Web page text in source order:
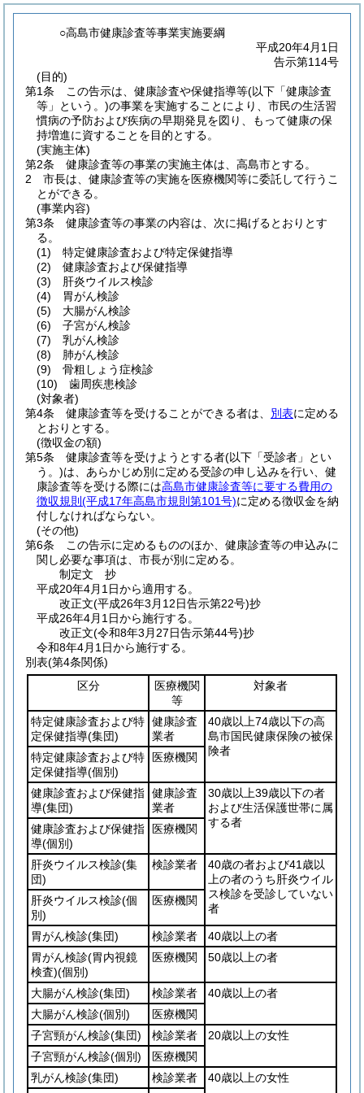
○高島市健康診査等事業実施要綱
平成20年4月1日
告示第114号
(目的)
第1条
この告示は、健康診査や保健指導等(以下「健康診査
等」という。)の事業を実施することにより、市民の生活習
慣病の予防および疾病の早期発見を図り、もって健康の保
持増進に資することを目的とする。
(実施主体)
第2条
健康診査等の事業の実施主体は、高島市とする。
2
市長は、健康診査等の実施を医療機関等に委託して行うこ
とができる。
(事業内容)
第3条
健康診査等の事業の内容は、次に掲げるとおりとす
る。
(1)
特定健康診査および特定保健指導
(2)
健康診査および保健指導
(3)
肝炎ウイルス検診
(4)
胃がん検診
(5)
大腸がん検診
(6)
子宮がん検診
(7)
乳がん検診
(8)
肺がん検診
(9)
骨粗しょう症検診
(10)
歯周疾患検診
(対象者)
第4条
健康診査等を受けることができる者は、 別表に定める
とおりとする。
(徴収金の額)
第5条
健康診査等を受けようとする者(以下「受診者」とい
う。)は、あらかじめ別に定める受診の申し込みを行い、健
康診査等を受ける際には高島市健康診査等に要する費用の
徴収規則 (平成17年高島市規則第101号)に定める徴収金を納
付しなければならない。
(その他)
第6条
この告示に定めるもののほか、健康診査等の申込みに
関し必要な事項は、市長が別に定める。
制定文 抄
平成20年4月1日から適用する。
改正文(平成26年3月12日告示第22号)抄
平成26年4月1日から施行する。
改正文(令和8年3月27日告示第44号)抄
令和8年4月1日から施行する。
別表(第4条関係)
区分
医療機関
等
対象者
特定健康診査および特
定保健指導(集団)
健康診査
業者
40歳以上74歳以下の高
島市国民健康保険の被保
険者
特定健康診査および特
定保健指導(個別)
医療機関
健康診査および保健指
導(集団)
健康診査
業者
30歳以上39歳以下の者
および生活保護世帯に属
する者
健康診査および保健指
導(個別)
医療機関
肝炎ウイルス検診(集
団)
検診業者
40歳の者および41歳以
上の者のうち肝炎ウイル
ス検診を受診していない
者
肝炎ウイルス検診(個
別)
医療機関
胃がん検診(集団) 検診業者
40歳以上の者
胃がん検診(胃内視鏡
検査)(個別)
医療機関 50歳以上の者
大腸がん検診(集団) 検診業者
40歳以上の者
大腸がん検診(個別)
医療機関
子宮頸がん検診(集団) 検診業者
20歳以上の女性
子宮頸がん検診(個別)
医療機関
乳がん検診(集団) 検診業者
40歳以上の女性